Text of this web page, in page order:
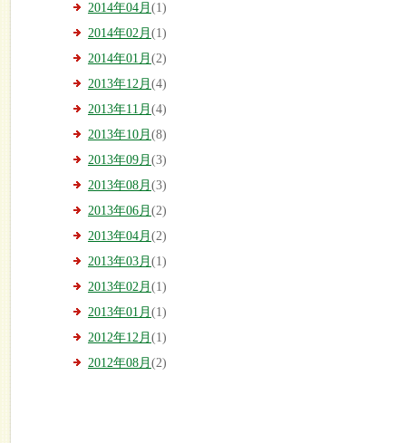
2014年04月 (1)
2014年02月 (1)
2014年01月 (2)
2013年12月 (4)
2013年11月 (4)
2013年10月 (8)
2013年09月 (3)
2013年08月 (3)
2013年06月 (2)
2013年04月 (2)
2013年03月 (1)
2013年02月 (1)
2013年01月 (1)
2012年12月 (1)
2012年08月 (2)